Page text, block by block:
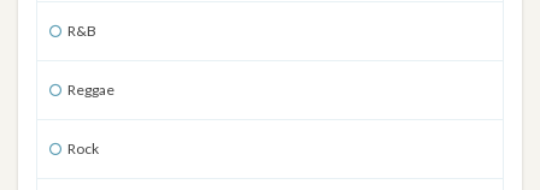
R&B
Reggae
Rock